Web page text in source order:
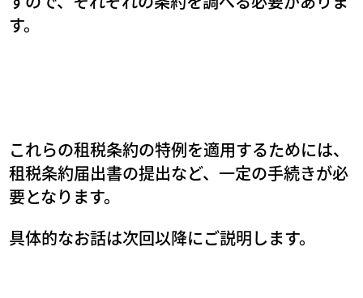
す。
これらの租税条約の特例を適用するためには、
租税条約届出書の提出など、一定の手続きが必
要となります。
具体的なお話は次回以降にご説明します。